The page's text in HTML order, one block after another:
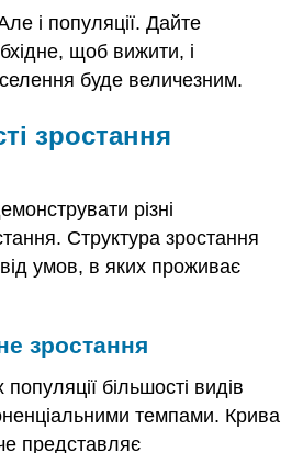
і популяції. Дайте
щоб вижити, і
буде величезним.
зростання
різні
Структура зростання
умов, в яких проживає
зростання
більшості видів
темпами. Крива
представляє